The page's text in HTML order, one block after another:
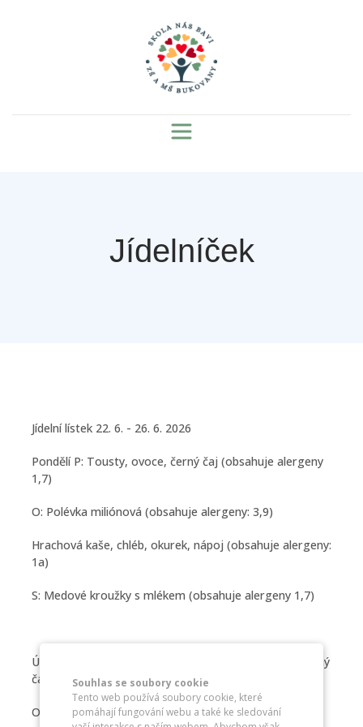
Souhlas se soubory cookie
Tento web používá soubory cookie, které
pomáhají fungování webu a také ke sledování
Jídelníček
Jídelní lístek 22. 6. - 26. 6. 2026
Pondělí P: Tousty, ovoce, černý čaj (obsahuje alergeny
1,7)
O: Polévka miliónová (obsahuje alergeny: 3,9)
Hrachová kaše, chléb, okurek, nápoj (obsahuje alergeny:
1a)
S: Medové kroužky s mlékem (obsahuje alergeny 1,7)
Úterý P: Chléb, budapešťská pomazánka, zelenina, černý
čaj (obsahuje alergeny 1,7)
O: Polévka hrstková (obsahuje alergeny: 1a,9)